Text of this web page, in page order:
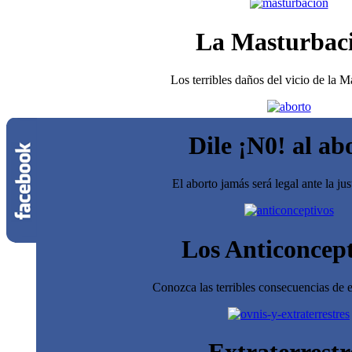
La
Los terribles daños del vicio de la
Dile ¡N0! al
El aborto jamás será legal ante la
Los
Conozca las terribles consecuencias de